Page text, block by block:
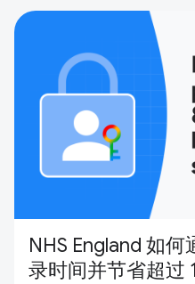
NHS England 如
录时间并节省超过